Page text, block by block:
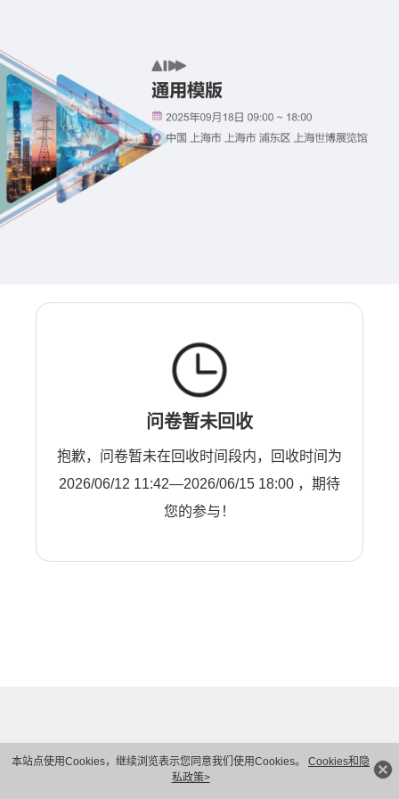
本站点使用Cookies，继续浏览表示您同意我们使用Cookies。 Cookies和隐
私政策>
问卷暂未回收
抱歉，问卷暂未在回收时间段内，回收时间为
2026/06/12 11:42—2026/06/15 18:00 ，期待
您的参与！